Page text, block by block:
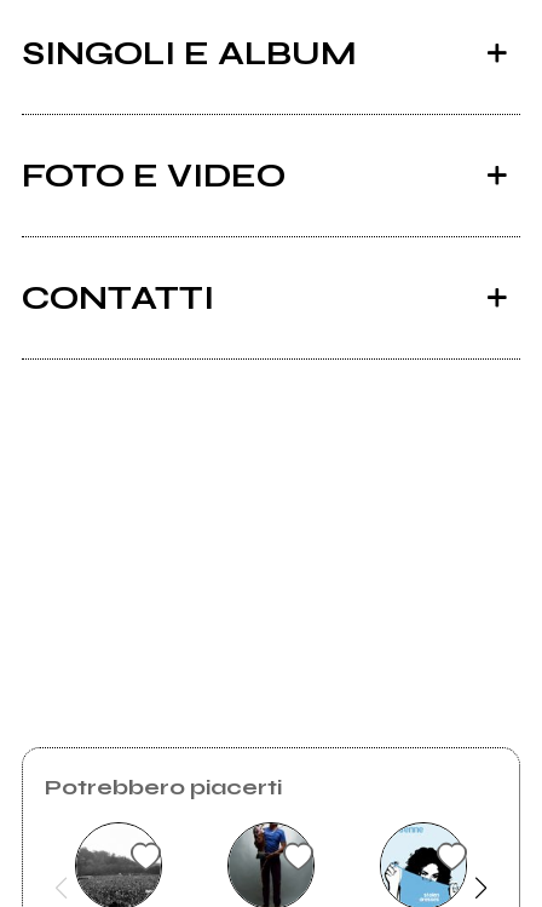
SINGOLI E ALBUM
2016
FOTO E VIDEO
CONTATTI
Potrebbero piacerti